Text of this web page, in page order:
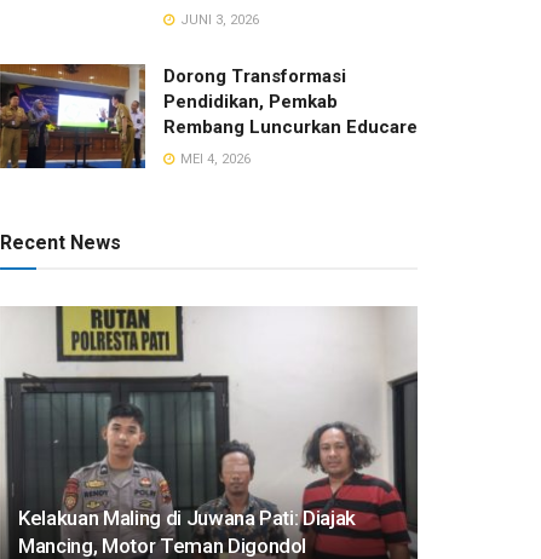
JUNI 3, 2026
Dorong Transformasi
Pendidikan, Pemkab
Rembang Luncurkan Educare
MEI 4, 2026
Recent News
Kelakuan Maling di Juwana Pati: Diajak
Mancing, Motor Teman Digondol